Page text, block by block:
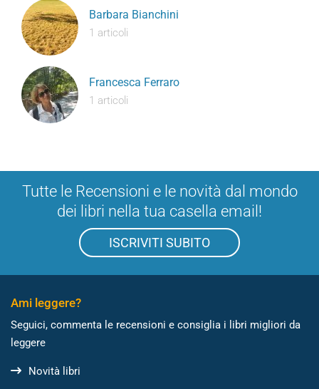
Barbara Bianchini
1 articoli
Francesca Ferraro
1 articoli
Tutte le Recensioni e le novità dal mondo
dei libri nella tua casella email!
ISCRIVITI SUBITO
Ami leggere?
Seguici, commenta le recensioni e consiglia i libri migliori da
leggere
Novità libri